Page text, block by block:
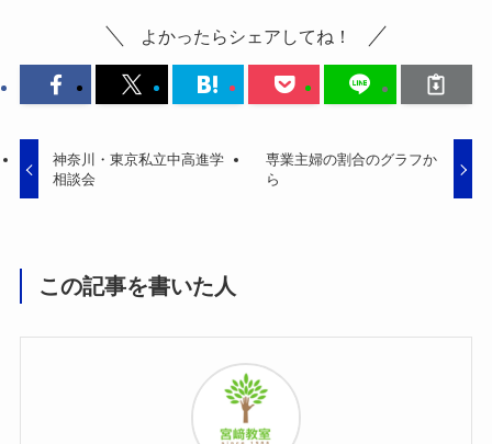
よかったらシェアしてね！
神奈川・東京私立中高進学
相談会
専業主婦の割合のグラフか
ら
この記事を書いた人